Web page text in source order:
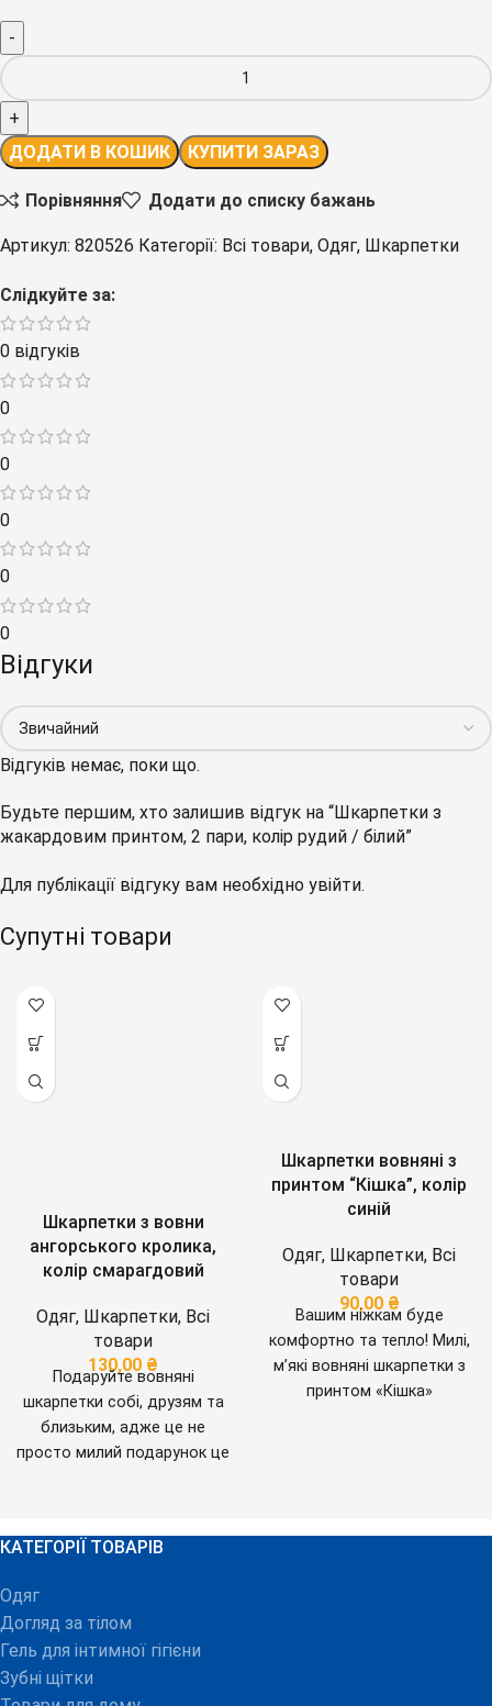
ДОДАТИ В КОШИК КУПИТИ ЗАРАЗ
Порівняння Додати до списку бажань
Артикул: 820526 Категорії: Всі товари, Одяг, Шкарпетки
Слідкуйте за:
0 відгуків
0
0
0
0
0
Відгуки
Відгуків немає, поки що.
Будьте першим, хто залишив відгук на “Шкарпетки з
жакардовим принтом, 2 пари, колір рудий / білий”
Для публікації відгуку вам необхідно увійти.
Супутні товари
Шкарпетки з вовни
ангорського кролика,
колір смарагдовий
Одяг, Шкарпетки, Всі
товари
130,00 ₴
Подаруйте вовняні
шкарпетки собі, друзям та
близьким, адже це не
просто милий подарунок це
еластан.Країна
Шкарпетки вовняні з
принтом “Кішка”, колір
синій
Одяг, Шкарпетки, Всі
товари
90,00 ₴
Вашим ніжкам буде
комфортно та тепло! Милі,
м’які вовняні шкарпетки з
принтом «Кішка»
КАТЕГОРІЇ ТОВАРІВ
Одяг
Догляд за тілом
Гель для інтимної гігієни
Зубні щітки